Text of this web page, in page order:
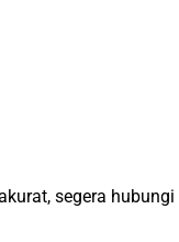
segera hubungi